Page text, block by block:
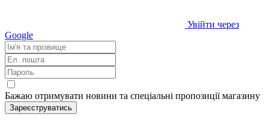
Увійти через
Google
Бажаю отримувати новини та спеціальні пропозиціїмагазину
Зареєструватись